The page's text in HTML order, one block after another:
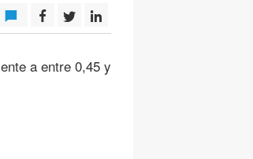
a entre 0,45 y